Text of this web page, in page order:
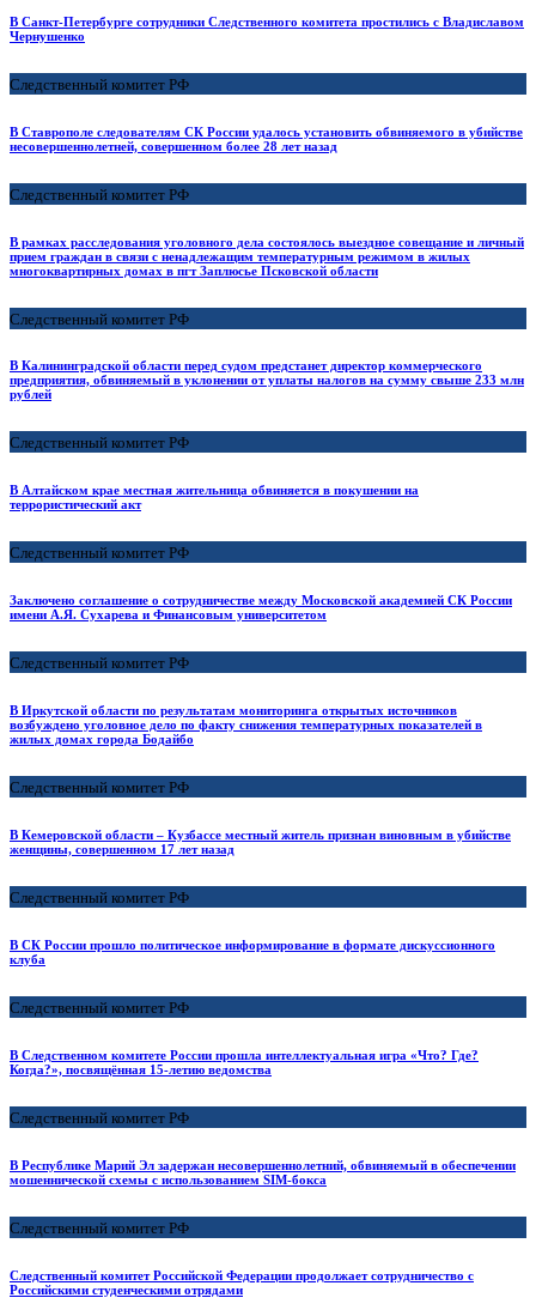
В Санкт-Петербурге сотрудники Следственного комитета простились с Владиславом
Чернушенко
Следственный комитет РФ
В Ставрополе следователям СК России удалось установить обвиняемого в убийстве
несовершеннолетней, совершенном более 28 лет назад
Следственный комитет РФ
В рамках расследования уголовного дела состоялось выездное совещание и личный
прием граждан в связи с ненадлежащим температурным режимом в жилых
многоквартирных домах в пгт Заплюсье Псковской области
Следственный комитет РФ
В Калининградской области перед судом предстанет директор коммерческого
предприятия, обвиняемый в уклонении от уплаты налогов на сумму свыше 233 млн
рублей
Следственный комитет РФ
В Алтайском крае местная жительница обвиняется в покушении на
террористический акт
Следственный комитет РФ
Заключено соглашение о сотрудничестве между Московской академией СК России
имени А.Я. Сухарева и Финансовым университетом
Следственный комитет РФ
В Иркутской области по результатам мониторинга открытых источников
возбуждено уголовное дело по факту снижения температурных показателей в
жилых домах города Бодайбо
Следственный комитет РФ
В Кемеровской области – Кузбассе местный житель признан виновным в убийстве
женщины, совершенном 17 лет назад
Следственный комитет РФ
В СК России прошло политическое информирование в формате дискуссионного
клуба
Следственный комитет РФ
В Следственном комитете России прошла интеллектуальная игра «Что? Где?
Когда?», посвящённая 15-летию ведомства
Следственный комитет РФ
В Республике Марий Эл задержан несовершеннолетний, обвиняемый в обеспечении
мошеннической схемы с использованием SIM-бокса
Следственный комитет РФ
Следственный комитет Российской Федерации продолжает сотрудничество с
Российскими студенческими отрядами